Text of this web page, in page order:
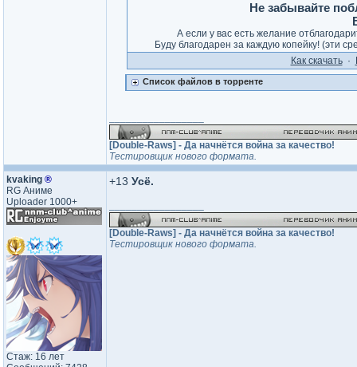
Не забывайте
А если у вас есть желание
Буду благодарен за каждую копейку! (эти
Как cкачать·
Список файлов в торренте
[Double-Raws] - Да начнётся война за качество!
Тестировщик нового формата.
kvaking ®
RG Аниме
Uploader 1000+
Стаж: 16 лет
+13 Усё.
[Double-Raws] - Да начнётся война за качество!
Тестировщик нового формата.